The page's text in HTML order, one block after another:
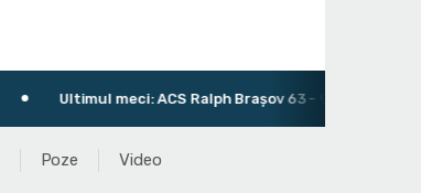
Ultimul meci: ACS Ralph Brașov 63 - 91 ACS Iris Iași
Poze Video